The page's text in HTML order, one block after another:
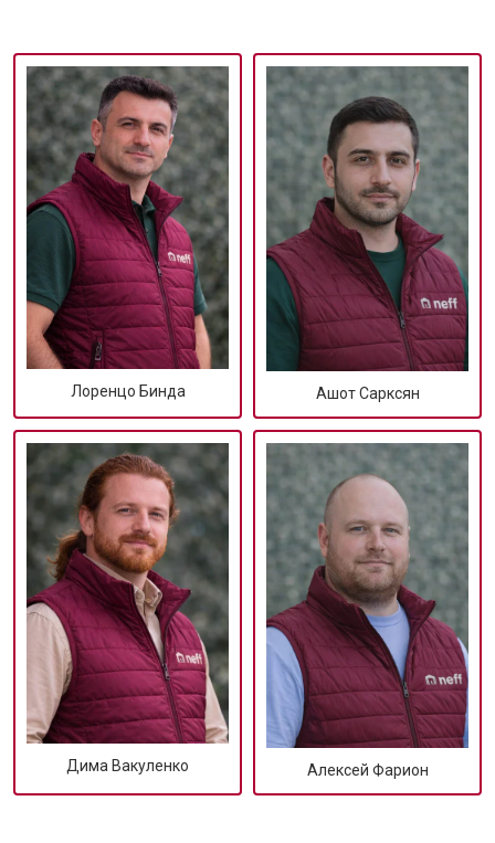
Лоренцо Бинда Ашот Сарксян
Дима Вакуленко Алексей Фарион